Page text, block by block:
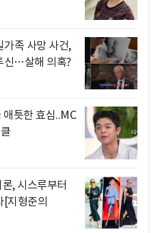
가족 사망 사건,
신…살해 의혹?
틋한 효심..MC
, 시스루부터
[지형준의